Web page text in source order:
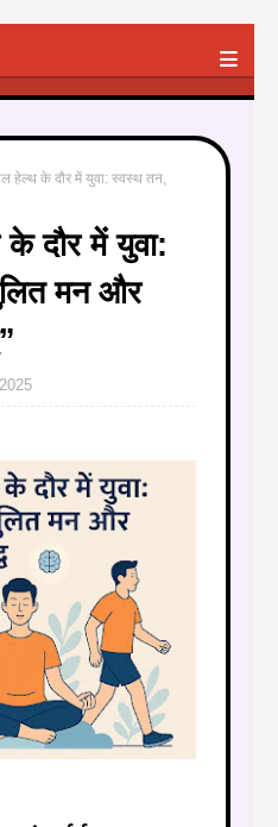
हेल्थ के दौर में युवा: स्वस्थ तन,
दौर में युवा:
मन और